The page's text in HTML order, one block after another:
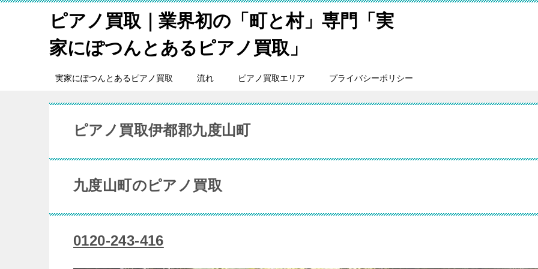
ピアノ買取｜業界初の「町と村」専門「実
家にぽつんとあるピアノ買取」
実家にぽつんとあるピアノ買取 流れ ピアノ買取エリア プライバシーポリシー
ピアノ買取伊都郡九度山町
九度山町のピアノ買取
0120-243-416